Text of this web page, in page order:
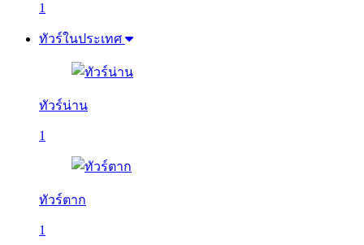
1
ทัวร์ในประเทศ
ทัวร์น่าน
1
ทัวร์ตาก
1